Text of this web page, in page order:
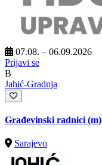
07.08. – 06.09.2026
Prijavi se
B
Jahić-Gradnja
Građevinski radnici (m)
Sarajevo